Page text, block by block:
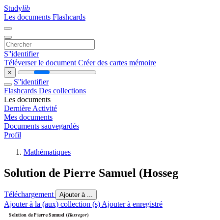
Studylib
Les documents Flashcards
S''identifier
Téléverser le document Créer des cartes mémoire
×
S''identifier
Flashcards Des collections
Les documents
Dernière Activité
Mes documents
Documents sauvegardés
Profil
Mathématiques
Solution de Pierre Samuel (Hosseg
Téléchargement Ajouter à ...
Ajouter à la (aux) collection (s) Ajouter à enregistré
Soit un ensemble Ade nombres entiers compris entre 1 et 1000 tel qu’aucun élément
ne soit le double d’un élément de A. Quel est le nombre maximal d’éléments
deA?
Solution de Pierre Samuel (Hossegor)
Pour chercher et approfondir
Texte  5/11/06  11:18  Page 874